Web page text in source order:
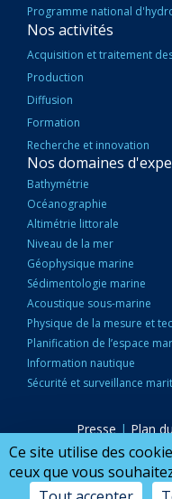
Programme national
Nos activités
Acquisition et traitement
Production
Diffusion
Formation
Recherche et innovation
Nos domaines
Bathymétrie
Océanographie
Altimétrie littorale
Niveau de la mer
Géophysique marine
Sédimentologie marine
Acoustique sous-marine
Physique de la mesure et
Planification de l’espace
Information nautique
Sécurité et surveillance
PIED
DE
Presse | Plan
Accessibilité :
Nous Contacter
Ce site utilise des
ceux que vous